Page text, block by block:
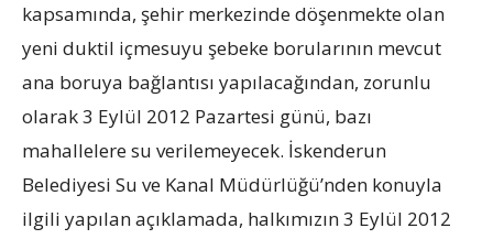
kapsamında, şehir merkezinde döşenmekte olan
yeni duktil içmesuyu şebeke borularının mevcut
ana boruya bağlantısı yapılacağından, zorunlu
olarak 3 Eylül 2012 Pazartesi günü, bazı
mahallelere su verilemeyecek. İskenderun
Belediyesi Su ve Kanal Müdürlüğü’nden konuyla
ilgili yapılan açıklamada, halkımızın 3 Eylül 2012